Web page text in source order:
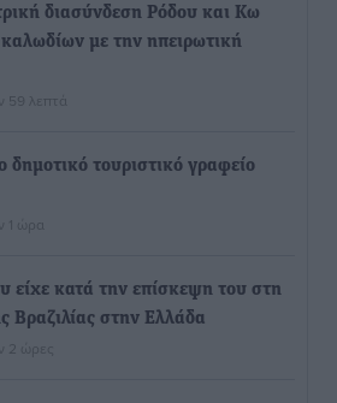
διασύνδεση Ρόδου και Κω
με την ηπειρωτική
59 λεπτά
δημοτικό τουριστικό γραφείο
1 ώρα
είχε κατά την επίσκεψη του στη
Βραζιλίας στην Ελλάδα
2 ώρες